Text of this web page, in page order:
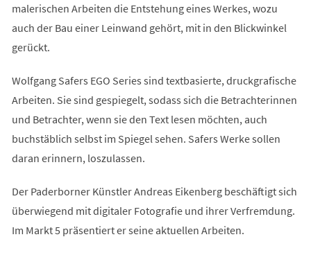
malerischen Arbeiten die Entstehung eines Werkes, wozu
auch der Bau einer Leinwand gehört, mit in den Blickwinkel
gerückt.
Wolfgang Safers EGO Series sind textbasierte, druckgrafische
Arbeiten. Sie sind gespiegelt, sodass sich die Betrachterinnen
und Betrachter, wenn sie den Text lesen möchten, auch
buchstäblich selbst im Spiegel sehen. Safers Werke sollen
daran erinnern, loszulassen.
Der Paderborner Künstler Andreas Eikenberg beschäftigt sich
überwiegend mit digitaler Fotografie und ihrer Verfremdung.
Im Markt 5 präsentiert er seine aktuellen Arbeiten.